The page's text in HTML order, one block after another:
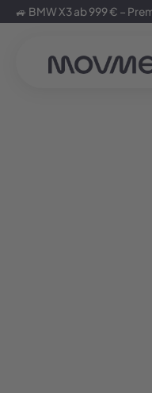
🚙 BMW X3 ab 999 € –